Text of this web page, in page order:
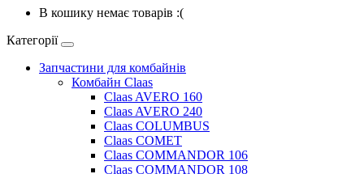
В кошику немає товарів :(
Категорії
Запчастини для комбайнів
Комбайн Claas
Claas AVERO 160
Claas AVERO 240
Claas COLUMBUS
Claas COMET
Claas COMMANDOR 106
Claas COMMANDOR 108